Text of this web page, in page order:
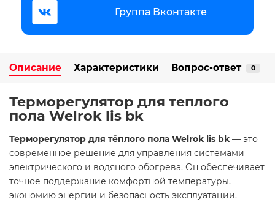
Группа Вконтакте
Описание Характеристики Вопрос-ответ 0
Терморегулятор для теплого
пола Welrok lis bk
Терморегулятор для тёплого пола Welrok lis bk — это
современное решение для управления системами
электрического и водяного обогрева. Он обеспечивает
точное поддержание комфортной температуры,
экономию энергии и безопасность эксплуатации.​